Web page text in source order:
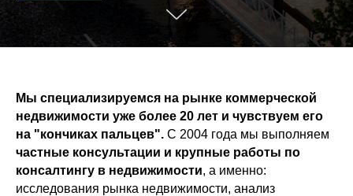
Мы специализируемся на рынке коммерческой
недвижимости уже более 20 лет и чувствуем его
на "кончиках пальцев". С 2004 года мы выполняем
частные консультации и крупные работы по
консалтингу в недвижимости, а именно:
исследования рынка недвижимости, анализ